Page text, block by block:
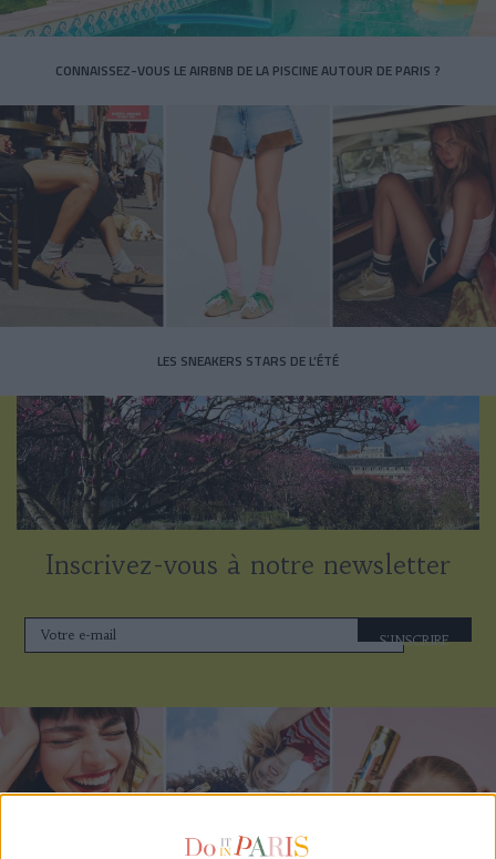
CONNAISSEZ-VOUS LE AIRBNB DE LA PISCINE AUTOUR DE PARIS ?
LES SNEAKERS STARS DE L’ÉTÉ
Inscrivez-vous à notre newsletter
S'INSCRIRE